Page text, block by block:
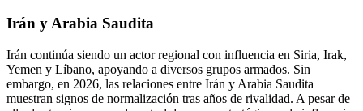
Irán y Arabia Saudita
Irán continúa siendo un actor regional con influencia en Siria, Irak,
Yemen y Líbano, apoyando a diversos grupos armados. Sin
embargo, en 2026, las relaciones entre Irán y Arabia Saudita
muestran signos de normalización tras años de rivalidad. A pesar de